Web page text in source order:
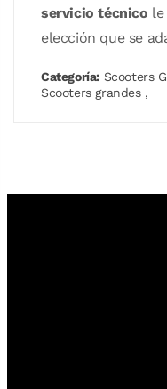
servicio técnico
elección que se
Categoría: Scooters
Scooters grandes,